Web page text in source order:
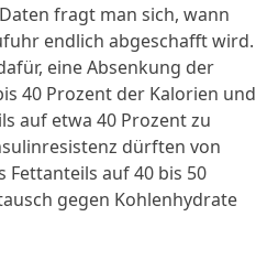
fragt man sich, wann
endlich abgeschafft wird.
eine Absenkung der
40 Prozent der Kalorien und
auf etwa 40 Prozent zu
dürften von
auf 40 bis 50
gegen Kohlenhydrate